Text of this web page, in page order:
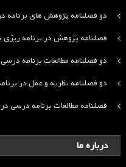
دو فصلنامه پژوهش های برنامه
فصلنامه پژوهش در برنامه
دو فصلنامه مطالعات برنامه
دو فصلنامه نظریه و عمل در
فصلنامه مطالعات برنامه درسی
درباره ما